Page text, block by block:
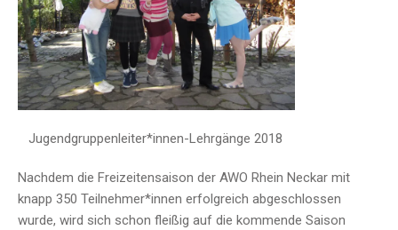
Jugendgruppenleiter*innen-Lehrgänge 2018
Nachdem die Freizeitensaison der AWO Rhein Neckar mit
knapp 350 Teilnehmer*innen erfolgreich abgeschlossen
wurde, wird sich schon fleißig auf die kommende Saison